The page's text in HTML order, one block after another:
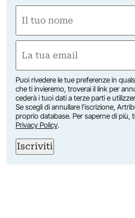
(Obbligatorio)
Nome
(Obbligatorio)
Puoi rivedere le tue preferenze in
che ti invieremo, troverai il link per
cederà i tuoi dati a terze parti e
Se scegli di annullare l’iscrizione,
proprio database. Per saperne di più,
Privacy Policy.
Iscriviti